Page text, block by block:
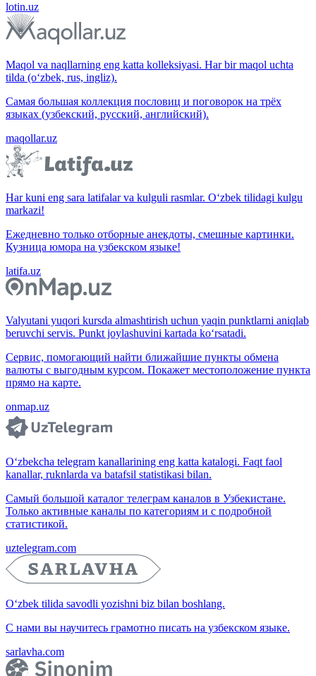
lotin.uz
Maqol va naqllarning eng katta kolleksiyasi. Har bir maqol uchta
tilda (o‘zbek, rus, ingliz).
Самая большая коллекция пословиц и поговорок на трёх
языках (узбекский, русский, английский).
maqollar.uz
Har kuni eng sara latifalar va kulguli rasmlar. O‘zbek tilidagi kulgu
markazi!
Ежедневно только отборные анекдоты, смешные картинки.
Кузница юмора на узбекском языке!
latifa.uz
Valyutani yuqori kursda almashtirish uchun yaqin punktlarni aniqlab
beruvchi servis. Punkt joylashuvini kartada ko‘rsatadi.
Сервис, помогающий найти ближайшие пункты обмена
валюты с выгодным курсом. Покажет местоположение пункта
прямо на карте.
onmap.uz
O‘zbekcha telegram kanallarining eng katta katalogi. Faqt faol
kanallar, ruknlarda va batafsil statistikasi bilan.
Самый большой каталог телеграм каналов в Узбекистане.
Только активные каналы по категориям и с подробной
статистикой.
uztelegram.com
O‘zbek tilida savodli yozishni biz bilan boshlang.
С нами вы научитесь грамотно писать на узбекском языке.
sarlavha.com